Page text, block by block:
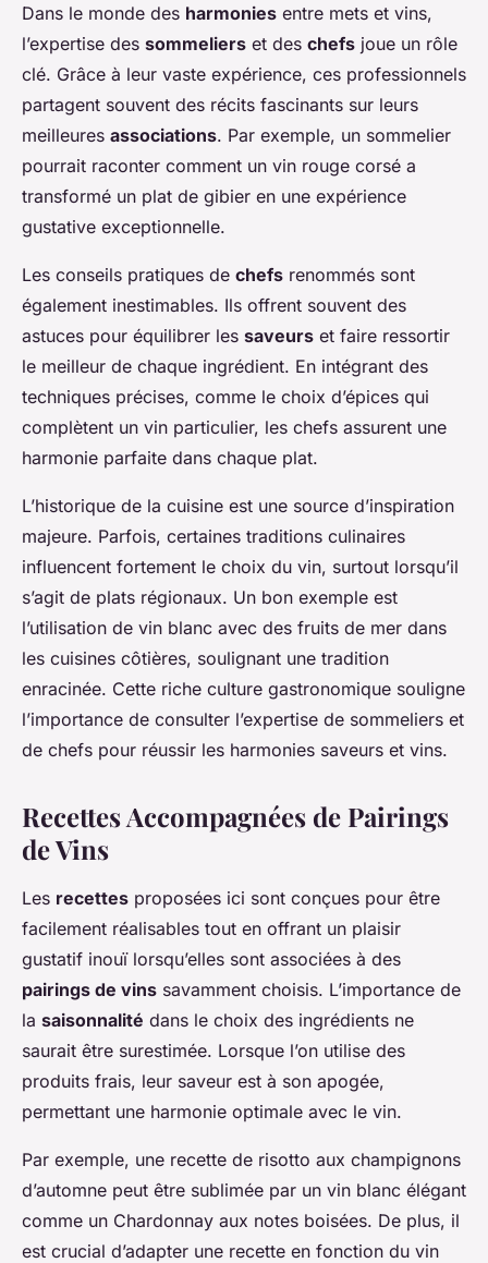
Dans le monde des harmonies entre mets et vins,
l’expertise des sommeliers et des chefs joue un rôle
clé. Grâce à leur vaste expérience, ces professionnels
partagent souvent des récits fascinants sur leurs
meilleures associations. Par exemple, un sommelier
pourrait raconter comment un vin rouge corsé a
transformé un plat de gibier en une expérience
gustative exceptionnelle.
Les conseils pratiques de chefs renommés sont
également inestimables. Ils offrent souvent des
astuces pour équilibrer les saveurs et faire ressortir
le meilleur de chaque ingrédient. En intégrant des
techniques précises, comme le choix d’épices qui
complètent un vin particulier, les chefs assurent une
harmonie parfaite dans chaque plat.
L’historique de la cuisine est une source d’inspiration
majeure. Parfois, certaines traditions culinaires
influencent fortement le choix du vin, surtout lorsqu’il
s’agit de plats régionaux. Un bon exemple est
l’utilisation de vin blanc avec des fruits de mer dans
les cuisines côtières, soulignant une tradition
enracinée. Cette riche culture gastronomique souligne
l’importance de consulter l’expertise de sommeliers et
de chefs pour réussir les harmonies saveurs et vins.
Recettes Accompagnées de Pairings
de Vins
Les recettes proposées ici sont conçues pour être
facilement réalisables tout en offrant un plaisir
gustatif inouï lorsqu’elles sont associées à des
pairings de vins savamment choisis. L’importance de
la saisonnalité dans le choix des ingrédients ne
saurait être surestimée. Lorsque l’on utilise des
produits frais, leur saveur est à son apogée,
permettant une harmonie optimale avec le vin.
Par exemple, une recette de risotto aux champignons
d’automne peut être sublimée par un vin blanc élégant
comme un Chardonnay aux notes boisées. De plus, il
est crucial d’adapter une recette en fonction du vin